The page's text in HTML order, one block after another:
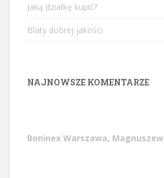
Jaką działkę kupić?
Blaty dobrej jakości
NAJNOWSZE KOMENTARZE
Boninex Warszawa, Magnuszew